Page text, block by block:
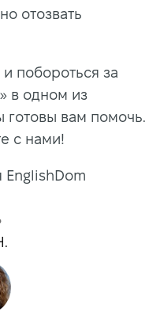
отозвать
побороться за
в одном из
вам помочь.
с нами!